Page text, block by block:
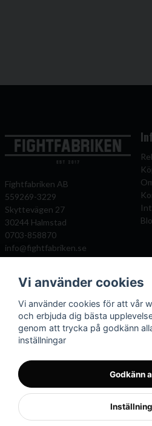
Fightfabriken AB
559269-3229
Skyttevägen 27
30244 Halmstad
0703-858870
info@fightfabriken.se
Mitt konto
Önskelista
Logga in
Registrera dig
Glömt lösenord?
Vi använder cookies
Vi använder cookies för att vår
och erbjuda dig bästa
genom att trycka på godkänn
inställningar
Godkänn